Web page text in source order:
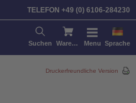
TELEFON +49 (0) 6106-284230
Suchen Warenkorb Menu Sprache
Druckerfreundliche Version